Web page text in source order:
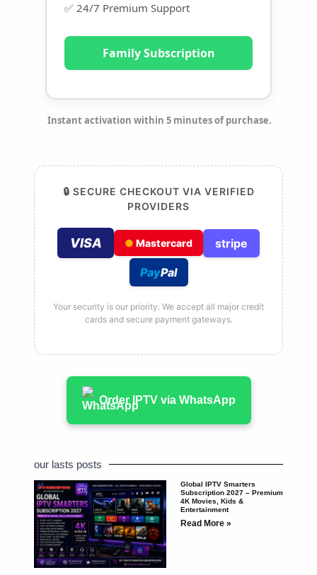
✅ 24/7 Premium Support
Family Subscription
Instant activation within 5 minutes of purchase.
🔒 SECURE CHECKOUT VIA VERIFIED
PROVIDERS
VISA ● Mastercard stripe
PayPal
Your security is our priority. We accept all major credit
cards and secure payment gateways.
Order IPTV via WhatsApp
our lasts posts
Global IPTV Smarters
Subscription 2027 – Premium
4K Movies, Kids &
Entertainment
Read More »